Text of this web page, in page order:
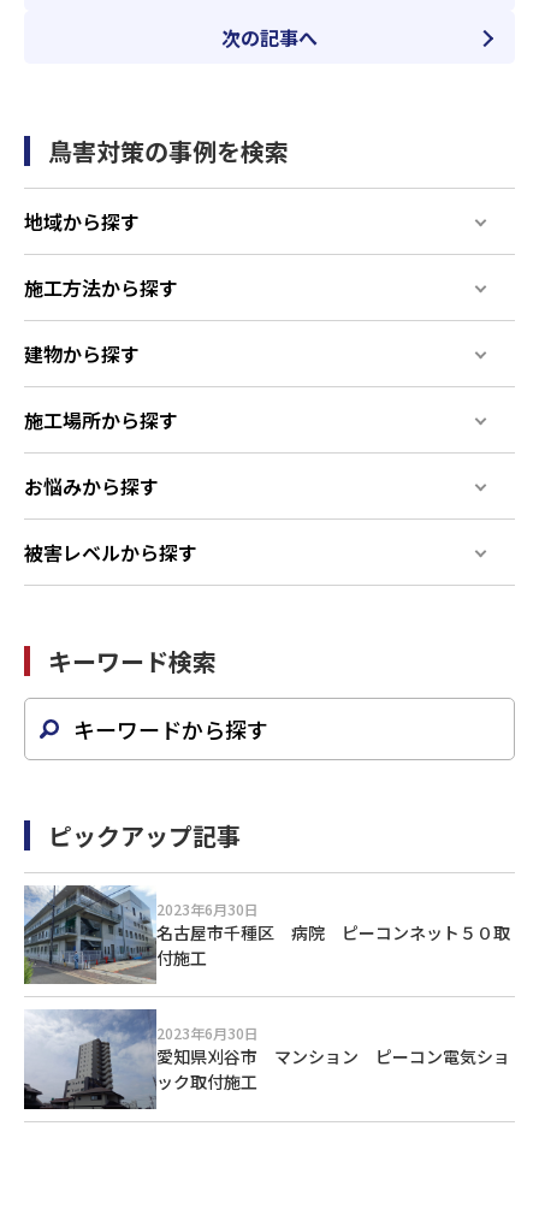
次の記事へ
鳥害対策の事例を検索
地域から探す
施工方法から探す
建物から探す
施工場所から探す
お悩みから探す
被害レベルから探す
キーワード検索
ピックアップ記事
2023年6月30日
名古屋市千種区 病院 ピーコンネット５０取
付施工
2023年6月30日
愛知県刈谷市 マンション ピーコン電気ショ
ック取付施工